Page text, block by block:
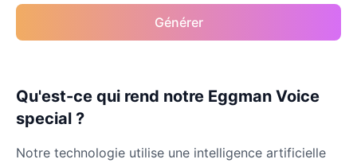
Générer
Qu'est-ce qui rend notre Eggman Voice
special ?
Notre technologie utilise une intelligence artificielle